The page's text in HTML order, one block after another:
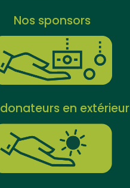
Nos sponsors
en extérieur